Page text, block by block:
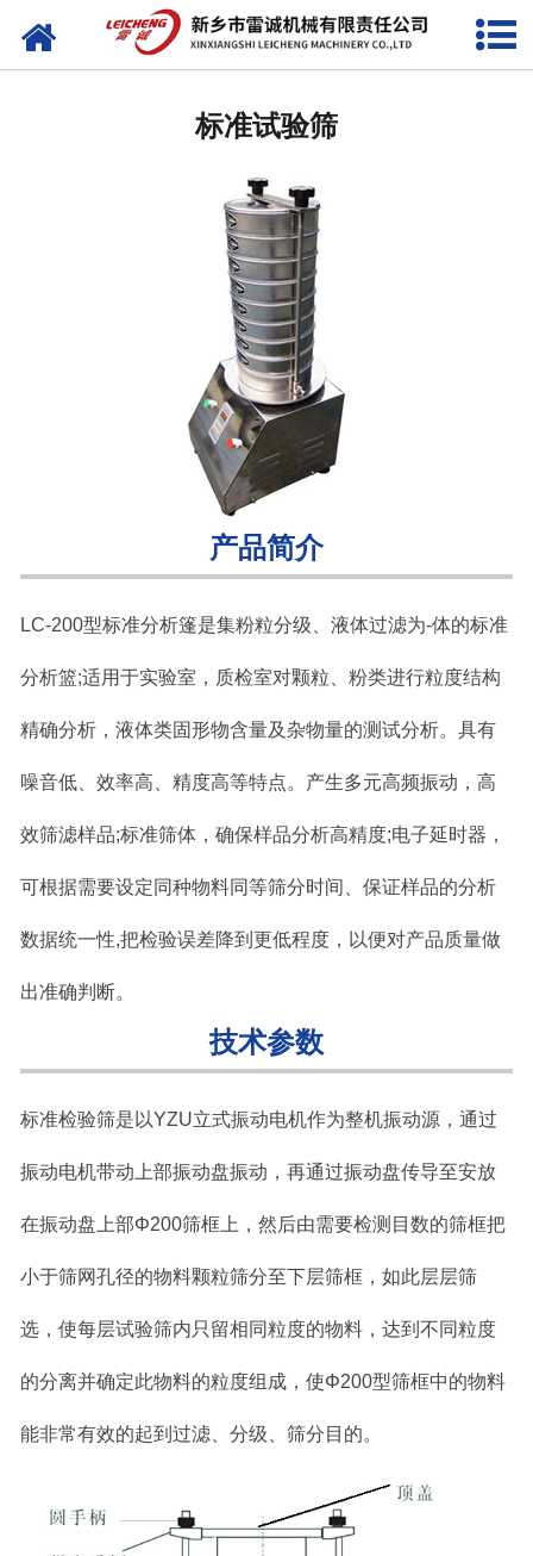
网站首页
振动平台
螺旋输送机
摇摆筛
平面回转筛
真空上料机
标准试验筛
产品简介
LC-200型标准分析篷是集粉粒分级、液体过滤为-体的标准
分析篮;适用于实验室，质检室对颗粒、粉类进行粒度结构
精确分析，液体类固形物含量及杂物量的测试分析。具有
噪音低、效率高、精度高等特点。产生多元高频振动，高
效筛滤样品;标准筛体，确保样品分析高精度;电子延时器，
可根据需要设定同种物料同等筛分时间、保证样品的分析
数据统一性,把检验误差降到更低程度，以便对产品质量做
出准确判断。
技术参数
标准检验筛是以YZU立式振动电机作为整机振动源，通过
振动电机带动上部振动盘振动，再通过振动盘传导至安放
在振动盘上部Φ200筛框上，然后由需要检测目数的筛框把
小于筛网孔径的物料颗粒筛分至下层筛框，如此层层筛
选，使每层试验筛内只留相同粒度的物料，达到不同粒度
的分离并确定此物料的粒度组成，使Φ200型筛框中的物料
能非常有效的起到过滤、分级、筛分目的。